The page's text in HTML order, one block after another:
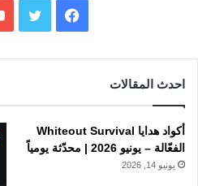
فيسبوك تويتر
احدث المقالات
أكواد هدايا Whiteout Survival
الفعّالة – يونيو 2026 | محدّثة يومياً
يونيو 14, 2026